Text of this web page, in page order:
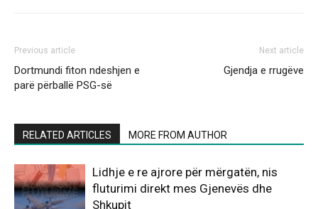
Previous article
Dortmundi fiton ndeshjen e
parë përballë PSG-së
Next article
Gjendja e rrugëve
RELATED ARTICLES MORE FROM AUTHOR
Lidhje e re ajrore për mërgatën, nis
fluturimi direkt mes Gjenevës dhe
Shkupit